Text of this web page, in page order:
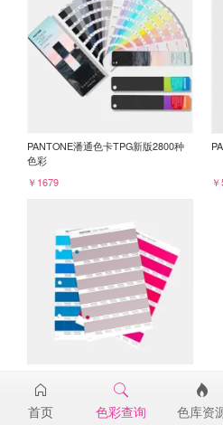
PANTONE潘通色卡TPG新版2800种
色彩
￥1679
16-3205TPG
￥98
首页 色彩查询 色库资